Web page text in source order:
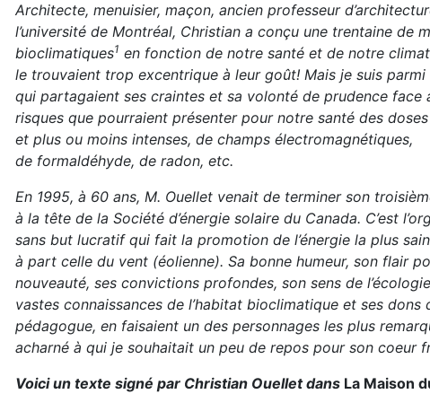
Architecte, menuisier, maçon, ancien professeur
l’université de Montréal, Christian a conçu une trentaine de
bioclimatiques1 en fonction de notre santé et de notre
le trouvaient trop excentrique à leur goût! Mais je suis parmi
qui partagaient ses craintes et sa volonté de prudence face
risques que pourraient présenter pour notre santé des
et plus ou moins intenses, de champs électromagnétiques,
de formaldéhyde, de radon, etc.
En 1995, à 60 ans, M. Ouellet venait de terminer son
à la tête de la Société d’énergie solaire du Canada. C’est
sans but lucratif qui fait la promotion de l’énergie la plus
à part celle du vent (éolienne). Sa bonne humeur, son flair
nouveauté, ses convictions profondes, son sens de
vastes connaissances de l’habitat bioclimatique et ses dons
pédagogue, en faisaient un des personnages les plus
acharné à qui je souhaitait un peu de repos pour son coeur
Voici un texte signé par Christian Ouellet dans La Maison